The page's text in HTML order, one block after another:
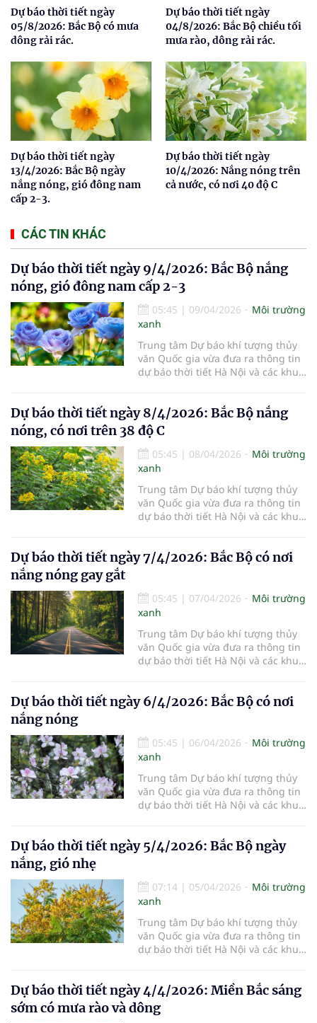
Dự báo thời tiết ngày
05/8/2026: Bắc Bộ có mưa
dông rải rác.
Dự báo thời tiết ngày
04/8/2026: Bắc Bộ chiều tối
mưa rào, dông rải rác.
Dự báo thời tiết ngày
13/4/2026: Bắc Bộ ngày
nắng nóng, gió đông nam
cấp 2-3.
Dự báo thời tiết ngày
10/4/2026: Nắng nóng trên
cả nước, có nơi 40 độ C
CÁC TIN KHÁC
Dự báo thời tiết ngày 9/4/2026: Bắc Bộ nắng
nóng, gió đông nam cấp 2-3
05:45 | 09/04/2026
Môi trường
xanh
Trung tâm Dự báo khí tượng thủy
văn Quốc gia vừa đưa ra thông tin
dự báo thời tiết Hà Nội và các khu
Dự báo thời tiết ngày 8/4/2026: Bắc Bộ nắng
nóng, có nơi trên 38 độ C
05:45 | 08/04/2026
Môi trường
xanh
Trung tâm Dự báo khí tượng thủy
văn Quốc gia vừa đưa ra thông tin
dự báo thời tiết Hà Nội và các khu
Dự báo thời tiết ngày 7/4/2026: Bắc Bộ có nơi
nắng nóng gay gắt
05:45 | 07/04/2026
Môi trường
xanh
Trung tâm Dự báo khí tượng thủy
văn Quốc gia vừa đưa ra thông tin
dự báo thời tiết Hà Nội và các khu
Dự báo thời tiết ngày 6/4/2026: Bắc Bộ có nơi
nắng nóng
05:45 | 06/04/2026
Môi trường
xanh
Trung tâm Dự báo khí tượng thủy
văn Quốc gia vừa đưa ra thông tin
dự báo thời tiết Hà Nội và các khu
Dự báo thời tiết ngày 5/4/2026: Bắc Bộ ngày
nắng, gió nhẹ
07:14 | 05/04/2026
Môi trường
xanh
Trung tâm Dự báo khí tượng thủy
văn Quốc gia vừa đưa ra thông tin
dự báo thời tiết Hà Nội và các khu
Dự báo thời tiết ngày 4/4/2026: Miền Bắc sáng
sớm có mưa rào và dông